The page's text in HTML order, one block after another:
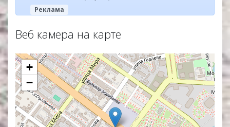
Реклама
Веб камера на карте
+
−